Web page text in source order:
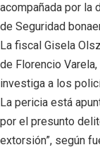
acompañada por la
de Seguridad
La fiscal Gisela
de Florencio
investiga a los
La pericia está
por el presunto
extorsión”, según